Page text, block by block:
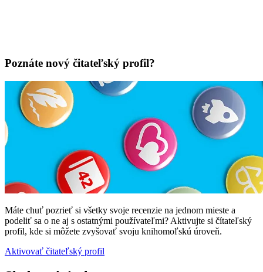
Poznáte nový čitateľský profil?
Máte chuť pozrieť si všetky svoje recenzie na jednom mieste a
podeliť sa o ne aj s ostatnými používateľmi? Aktivujte si čítateľský
profil, kde si môžete zvyšovať svoju knihomoľskú úroveň.
Aktivovať čitateľský profil